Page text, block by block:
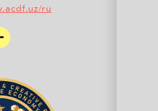
ru